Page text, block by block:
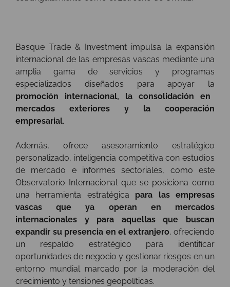
Basque Trade & Investment impulsa la expansión
internacional de las empresas vascas mediante una
amplia gama de servicios y programas
especializados diseñados para apoyar la
promoción internacional, la consolidación en
mercados exteriores y la cooperación
empresarial.
Además, ofrece asesoramiento estratégico
personalizado, inteligencia competitiva con estudios
de mercado e informes sectoriales, como este
Observatorio Internacional que se posiciona como
una herramienta estratégica para las empresas
vascas que ya operan en mercados
internacionales y para aquellas que buscan
expandir su presencia en el extranjero, ofreciendo
un respaldo estratégico para identificar
oportunidades de negocio y gestionar riesgos en un
entorno mundial marcado por la moderación del
crecimiento y tensiones geopolíticas.